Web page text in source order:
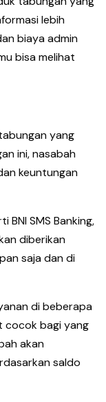
lebih
biaya admin
bisa melihat
yang
ini, nasabah
keuntungan
BNI SMS Banking,
diberikan
saja dan di
di beberapa
cocok bagi yang
akan
saldo